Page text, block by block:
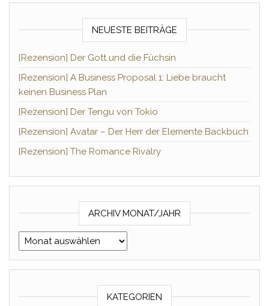
NEUESTE BEITRÄGE
[Rezension] Der Gott und die Füchsin
[Rezension] A Business Proposal 1: Liebe braucht
keinen Business Plan
[Rezension] Der Tengu von Tokio
[Rezension] Avatar – Der Herr der Elemente Backbuch
[Rezension] The Romance Rivalry
ARCHIV MONAT/JAHR
Archiv Monat/Jahr
KATEGORIEN